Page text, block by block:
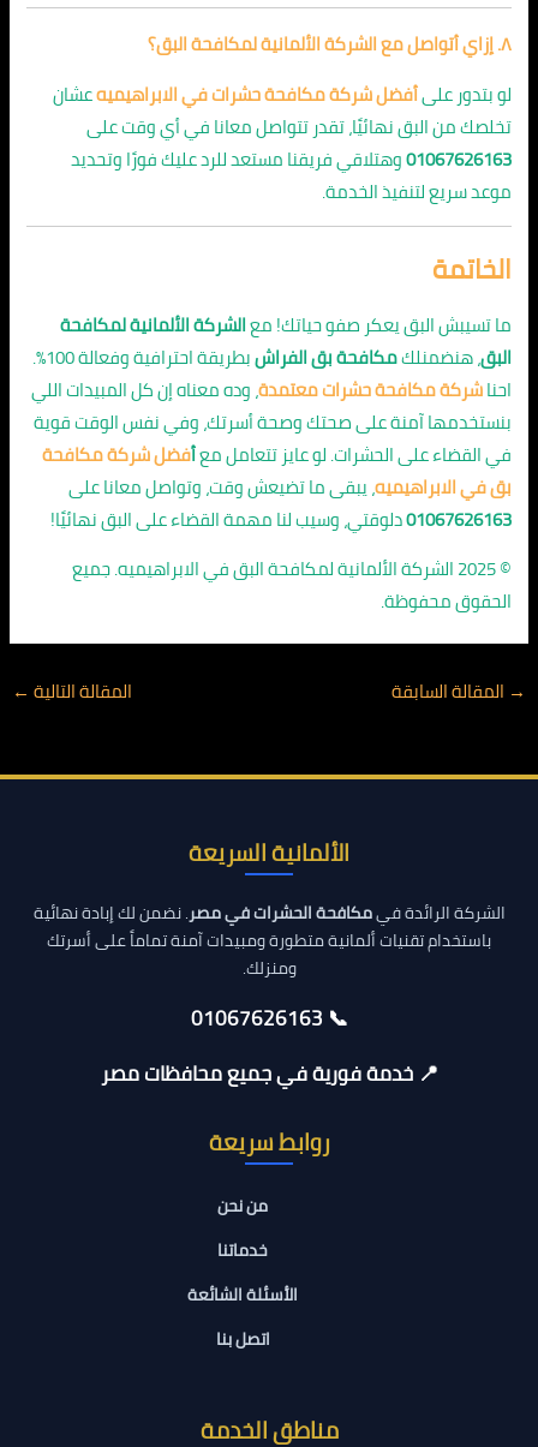
٨. إزاي أتواصل مع الشركة الألمانية لمكافحة البق؟
لو بتدور علىأفضل شركة مكافحة حشرات في الابراهيميهعشان
تخلصك من البق نهائيًا، تقدر تتواصل معانا في أي وقت على
01067626163وهتلاقي فريقنا مستعد للرد عليك فورًا وتحديد
موعد سريع لتنفيذ الخدمة.
الخاتمة
ما تسيبش البق يعكر صفو حياتك! معالشركة الألمانية لمكافحة
البق، هنضمنلكمكافحة بق الفراش
بطريقة احترافية وفعالة 100%.
احناشركة مكافحة حشرات معتمدة، وده معناه إن كل المبيدات اللي
بنستخدمها آمنة على صحتك وصحة أسرتك، وفي نفس الوقت قوية
في القضاء على الحشرات. لو عايز تتعامل معأفضل شركة مكافحة
بق في الابراهيميه، يبقى ما تضيعش وقت، وتواصل معانا على
01067626163دلوقتي، وسيب لنا مهمة القضاء على البق نهائيًا!
© 2025 الشركة الألمانية لمكافحة البق في الابراهيميه. جميع
الحقوق محفوظة.
→ المقالة السابقة المقالة التالية ←
الألمانية السريعة
الشركة الرائدة فيمكافحة الحشرات في مصر. نضمن لك إبادة نهائية
باستخدام تقنيات ألمانية متطورة ومبيدات آمنة تماماً على أسرتك
ومنزلك.
📞 01067626163
📍 خدمة فورية في جميع محافظات مصر
روابط سريعة
من نحن
خدماتنا
الأسئلة الشائعة
اتصل بنا
مناطق الخدمة